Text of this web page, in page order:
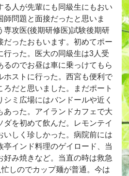
る人が先輩にも同級生にもおい
師問題と面接だったと思いま
専攻医(後期研修医)試験後期研
だったおもいます。初めてポー
行った。医大の同級生は3人受
るのでお昼は車に乗っけてもら
ホストに行った。西宮も便利で
だと思いました。まだポート
ミ広場にはバンドールや近く
あった。アイランドカフェで大
ダを初めて飲んだ。レモンテイ
いしく珍しかった。病院前には
亭インド料理のゲイロード、当
好み焼きなど。当直の時は救急
しのでカップ麺が普通。今は